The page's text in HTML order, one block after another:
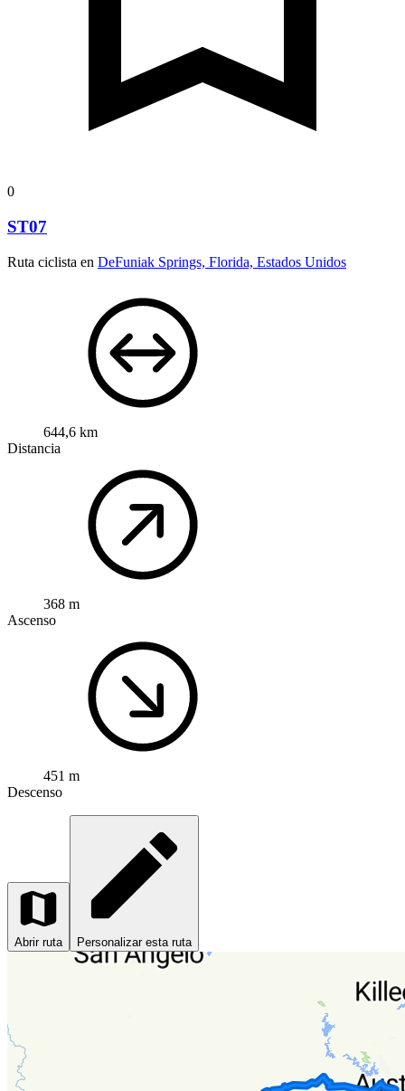
0
ST07
Ruta ciclista en DeFuniak Springs, Florida, Estados Unidos
644,6 km
Distancia
368 m
Ascenso
451 m
Descenso
Abrir ruta Personalizar esta ruta